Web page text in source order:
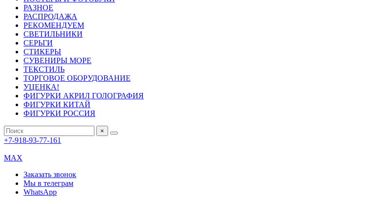
РАЗНОЕ
РАСПРОДАЖА
РЕКОМЕНДУЕМ
СВЕТИЛЬНИКИ
СЕРЬГИ
СТИКЕРЫ
СУВЕНИРЫ МОРЕ
ТЕКСТИЛЬ
ТОРГОВОЕ ОБОРУДОВАНИЕ
УЦЕНКА!
ФИГУРКИ АКРИЛ ГОЛОГРАФИЯ
ФИГУРКИ КИТАЙ
ФИГУРКИ РОССИЯ
×
+7-918-93-77-161
MAX
Заказать звонок
Мы в телеграм
WhatsApp